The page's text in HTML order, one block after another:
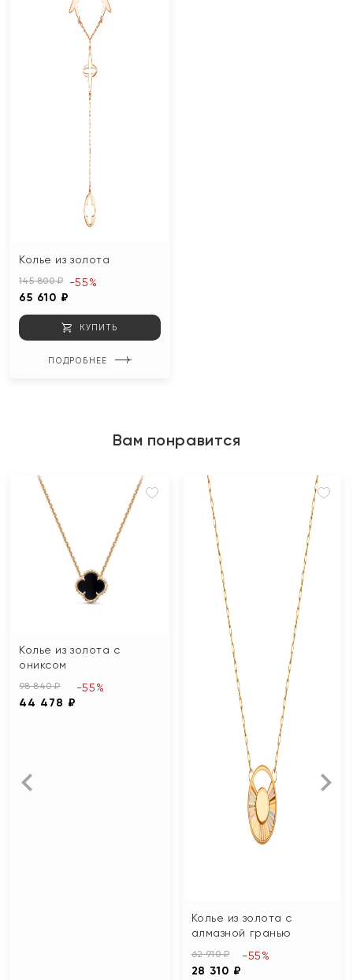
Колье из золота
145 800 ₽
65 610 ₽
-55%
КУПИТЬ
ПОДРОБНЕЕ
Вам понравится
Колье из золота с
ониксом
98 840 ₽
44 478 ₽
-55%
Колье из золота с
алмазной гранью
62 910 ₽
28 310 ₽
-55%